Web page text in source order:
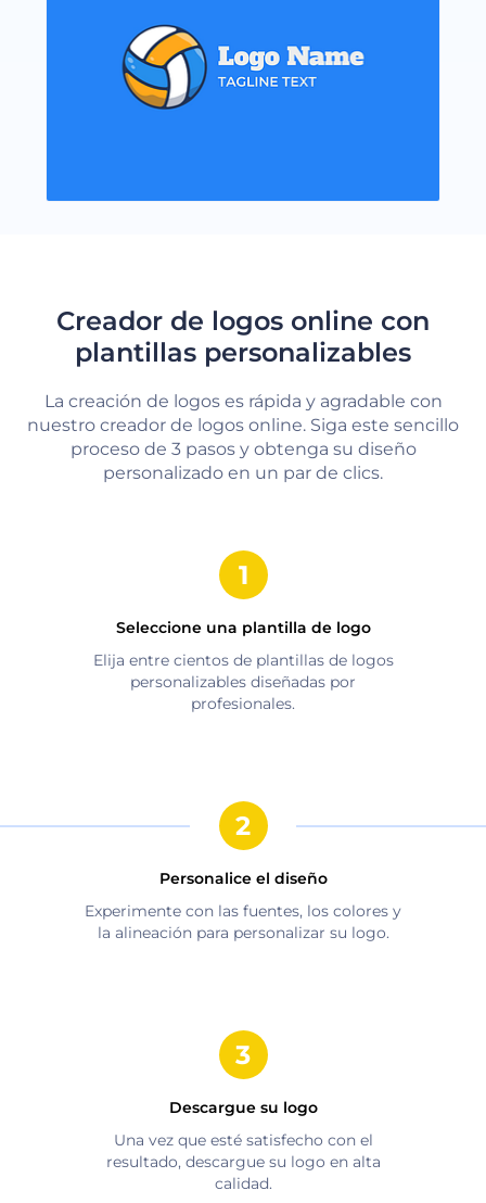
Creador de logos online con
plantillas personalizables
La creación de logos es rápida y agradable con
nuestro creador de logos online. Siga este sencillo
proceso de 3 pasos y obtenga su diseño
personalizado en un par de clics.
Seleccione una plantilla de logo
Elija entre cientos de plantillas de logos
personalizables diseñadas por
profesionales.
Personalice el diseño
Experimente con las fuentes, los colores y
la alineación para personalizar su logo.
Descargue su logo
Una vez que esté satisfecho con el
resultado, descargue su logo en alta
calidad.